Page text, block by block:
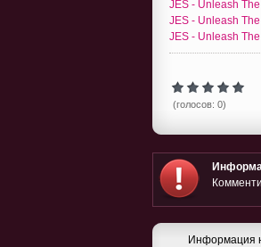
JES - Unleash
JES - Unleash
JES - Unleash
(голосов: 0)
Информация